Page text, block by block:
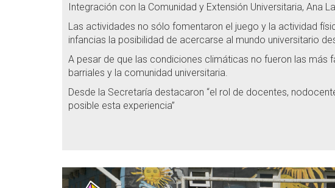
Integración con la Comunidad y Extensión Universitaria, Ana
Las actividades no sólo fomentaron el juego y la actividad
infancias la posibilidad de acercarse al mundo universitario
A pesar de que las condiciones climáticas no fueron las
barriales y la comunidad universitaria.
Desde la Secretaría destacaron “el rol de docentes,
posible esta experiencia”